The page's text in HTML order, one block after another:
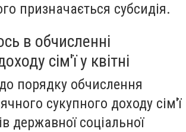
призначається субсидія.
в обчисленні
сім'ї у квітні
порядку обчислення
сукупного доходу сім'ї
державної соціальної